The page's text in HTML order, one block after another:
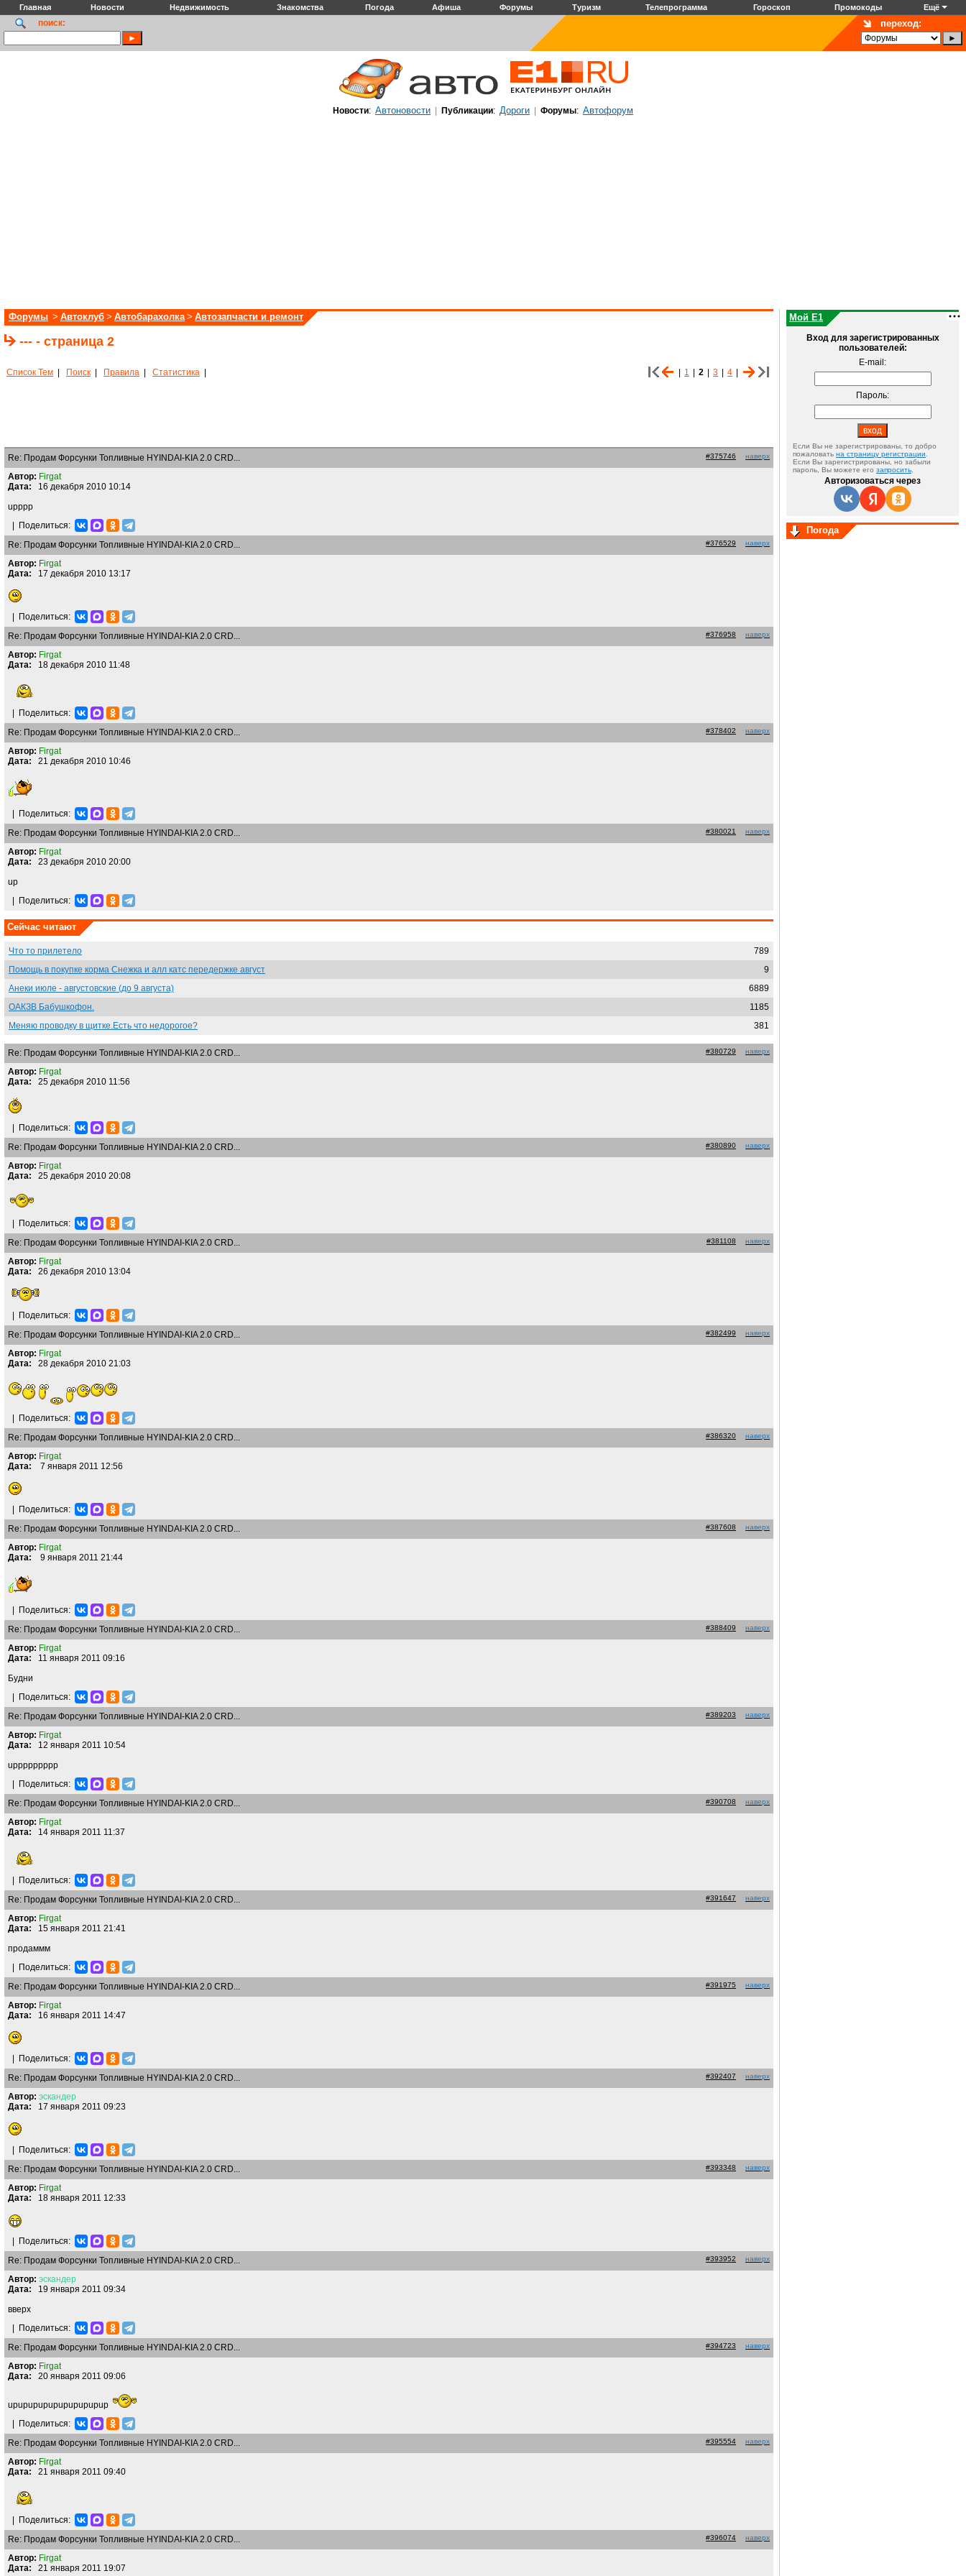
Главная Новости Недвижимость Знакомства Погода Афиша Форумы Туризм Телепрограмма Гороскоп Промокоды Ещё
поиск: переход:
Новости: Автоновости Публикации: Дороги Форумы: Автофорум
Форумы > Автоклуб > Автобарахолка > Автозапчасти и ремонт
--- - страница 2
Список Тем Поиск Правила Статистика 1 2 3 4
Re: Продам Форсунки Топливные HYINDAI-KIA 2.0 CRD... #375746 наверх
Автор: Firgat
Дата: 16 декабря 2010 10:14
upppp
Поделиться:
Re: Продам Форсунки Топливные HYINDAI-KIA 2.0 CRD...
#376529 наверх
Автор: Firgat
Дата: 17 декабря 2010 13:17
Поделиться:
Re: Продам Форсунки Топливные HYINDAI-KIA 2.0 CRD...
#376958 наверх
Автор: Firgat
Дата: 18 декабря 2010 11:48
Поделиться:
Re: Продам Форсунки Топливные HYINDAI-KIA 2.0 CRD...
#378402 наверх
Автор: Firgat
Дата: 21 декабря 2010 10:46
Поделиться:
Re: Продам Форсунки Топливные HYINDAI-KIA 2.0 CRD...
#380021 наверх
Автор: Firgat
Дата: 23 декабря 2010 20:00
up
Поделиться:
Сейчас читают
Что то прилетело
789
Помощь в покупке корма Снежка и алл катс передержке август
9
Анеки июле - августовские (до 9 августа)
6889
ОАКЗВ Бабушкофон.
1185
Меняю проводку в щитке.Есть что недорогое?
381
Re: Продам Форсунки Топливные HYINDAI-KIA 2.0 CRD... #380729 наверх
Автор: Firgat
Дата: 25 декабря 2010 11:56
Поделиться:
Re: Продам Форсунки Топливные HYINDAI-KIA 2.0 CRD...
#380890 наверх
Автор: Firgat
Дата: 25 декабря 2010 20:08
Поделиться:
Re: Продам Форсунки Топливные HYINDAI-KIA 2.0 CRD...
#381108 наверх
Автор: Firgat
Дата: 26 декабря 2010 13:04
Поделиться:
Re: Продам Форсунки Топливные HYINDAI-KIA 2.0 CRD...
#382499 наверх
Автор: Firgat
Дата: 28 декабря 2010 21:03
Поделиться:
Re: Продам Форсунки Топливные HYINDAI-KIA 2.0 CRD...
#386320 наверх
Автор: Firgat
Дата: 7 января 2011 12:56
Поделиться:
Re: Продам Форсунки Топливные HYINDAI-KIA 2.0 CRD...
#387608 наверх
Автор: Firgat
Дата: 9 января 2011 21:44
Поделиться:
Re: Продам Форсунки Топливные HYINDAI-KIA 2.0 CRD...
#388409 наверх
Автор: Firgat
Дата: 11 января 2011 09:16
Будни
Поделиться:
Re: Продам Форсунки Топливные HYINDAI-KIA 2.0 CRD...
#389203 наверх
Автор: Firgat
Дата: 12 января 2011 10:54
uppppppppp
Поделиться:
Re: Продам Форсунки Топливные HYINDAI-KIA 2.0 CRD...
#390708 наверх
Автор: Firgat
Дата: 14 января 2011 11:37
Поделиться:
Re: Продам Форсунки Топливные HYINDAI-KIA 2.0 CRD...
#391647 наверх
Автор: Firgat
Дата: 15 января 2011 21:41
продаммм
Поделиться:
Re: Продам Форсунки Топливные HYINDAI-KIA 2.0 CRD...
#391975 наверх
Автор: Firgat
Дата: 16 января 2011 14:47
Поделиться:
Re: Продам Форсунки Топливные HYINDAI-KIA 2.0 CRD...
#392407 наверх
Автор: эскандер
Дата: 17 января 2011 09:23
Поделиться:
Re: Продам Форсунки Топливные HYINDAI-KIA 2.0 CRD...
#393348 наверх
Автор: Firgat
Дата: 18 января 2011 12:33
Поделиться:
Re: Продам Форсунки Топливные HYINDAI-KIA 2.0 CRD...
#393952 наверх
Автор: эскандер
Дата: 19 января 2011 09:34
вверх
Поделиться:
Re: Продам Форсунки Топливные HYINDAI-KIA 2.0 CRD...
#394723 наверх
Автор: Firgat
Дата: 20 января 2011 09:06
upupupupupupupupupup
Поделиться:
Re: Продам Форсунки Топливные HYINDAI-KIA 2.0 CRD...
#395554 наверх
Автор: Firgat
Дата: 21 января 2011 09:40
Поделиться:
Re: Продам Форсунки Топливные HYINDAI-KIA 2.0 CRD...
#396074 наверх
Автор: Firgat
Дата: 21 января 2011 19:07
Мой E1
Вход для зарегистрированных
пользователей:
E-mail:
Пароль:
Если Вы не зарегистрированы, то добро
пожаловать на страницу регистрации
Если Вы зарегистрированы, но забыли
пароль, Вы можете его запросить
Авторизоваться через
Погода